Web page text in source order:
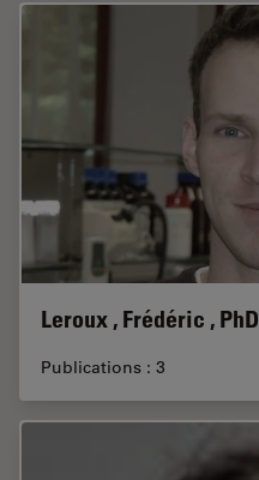
Leroux , Frédéric , PhD
Publications : 3